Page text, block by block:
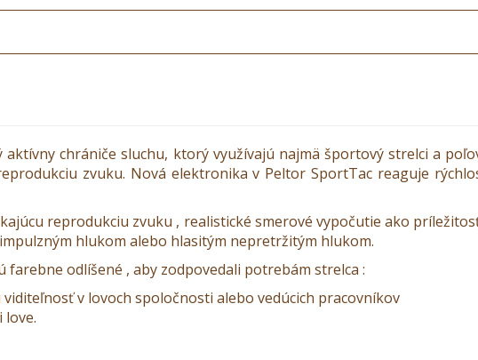
chrániče sluchu, ktorý využívajú najmä športový strelci a
zvuku. Nová elektronika v Peltor SportTac reaguje
reprodukciu zvuku , realistické smerové vypočutie ako
hlukom alebo hlasitým nepretržitým hlukom.
odlíšené , aby zodpovedali potrebám strelca :
v lovoch spoločnosti alebo vedúcich pracovníkov
love.